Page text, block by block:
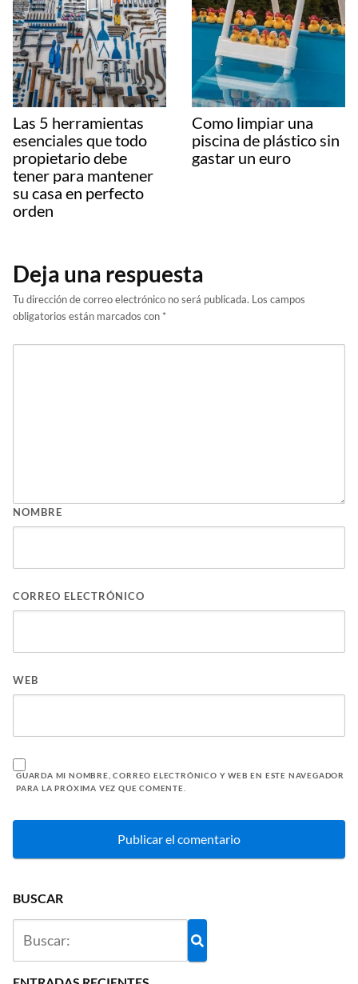
Las 5 herramientas
esenciales que todo
propietario debe
tener para mantener
su casa en perfecto
orden
Como limpiar una
piscina de plástico sin
gastar un euro
Deja una respuesta
Tu dirección de correo electrónico no será publicada. Los campos
obligatorios están marcados con *
NOMBRE
CORREO ELECTRÓNICO
WEB
GUARDA MI NOMBRE, CORREO ELECTRÓNICO Y WEB EN ESTE NAVEGADOR
PARA LA PRÓXIMA VEZ QUE COMENTE.
BUSCAR